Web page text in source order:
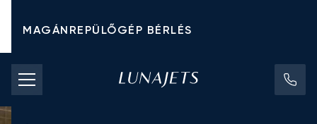
MAGÁNREPÜLŐGÉP BÉRLÉS
CHARTER ÁRAK
MAGÁNREPÜLŐGÉPEK